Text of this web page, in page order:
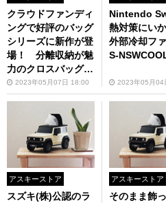
クラウドファンディ
ングで好評のバッグ
シリーズに新作が登
場！ 分離収納が魅
力のクロスバッグ
「TAO M25」
2023年05月07日 18:00
Nintendo
熱対策にい
外部冷却フ
S-
2023年05月04
アスキーストア
スズキ(株)公認のラ
アスキーストア
そのまま飾